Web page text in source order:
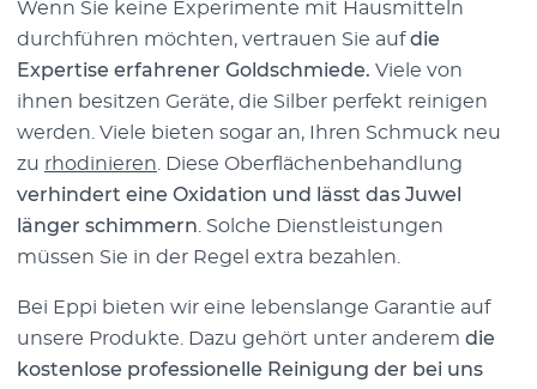
Wenn Sie keine Experimente mit Hausmitteln
durchführen möchten, vertrauen Sie aufdie
Expertise erfahrener Goldschmiede. Viele von
ihnen besitzen Geräte, die Silber perfekt reinigen
werden. Viele bieten sogar an, Ihren Schmuck neu
zu rhodinieren . Diese Oberflächenbehandlung
verhindert eine Oxidation und lässt das Juwel
länger schimmern . Solche Dienstleistungen
müssen Sie in der Regel extra bezahlen.
Bei Eppi bieten wir eine lebenslange Garantie auf
unsere Produkte. Dazu gehört unter anderem die
kostenlose professionelle Reinigung der bei uns